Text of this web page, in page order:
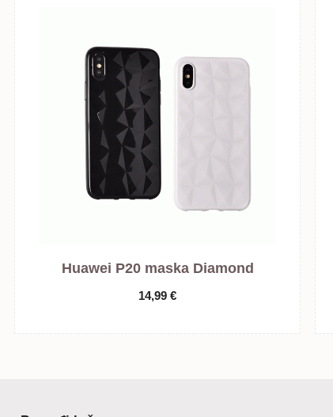
Huawei P20 maska Diamond
14,99 €